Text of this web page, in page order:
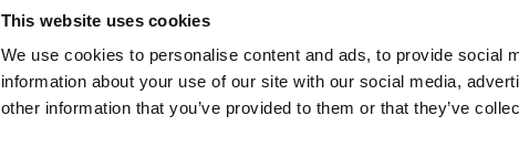
This website uses cookies
We use cookies to personalise content and ads, to provide social
information about your use of our site with our social media,
other information that you’ve provided to them or that they’ve